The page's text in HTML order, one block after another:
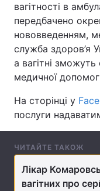
Економіка
Спорт
Техно і зв'язок
Здоров'я
Цікавинки
Екологія
вагітності в
передбачено
нововведенням,
служба здоров’я
а вагітні
медичної
На сторінці у
послуги
ЧИТАЙТЕ ТАКОЖ
Лікар
вагітних про